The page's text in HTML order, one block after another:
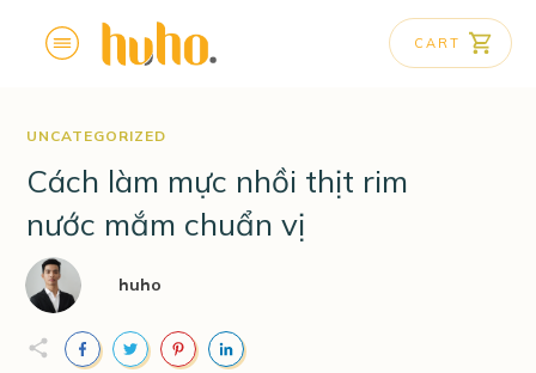
CART
UNCATEGORIZED
Cách làm mực nhồi thịt rim
nước mắm chuẩn vị
huho